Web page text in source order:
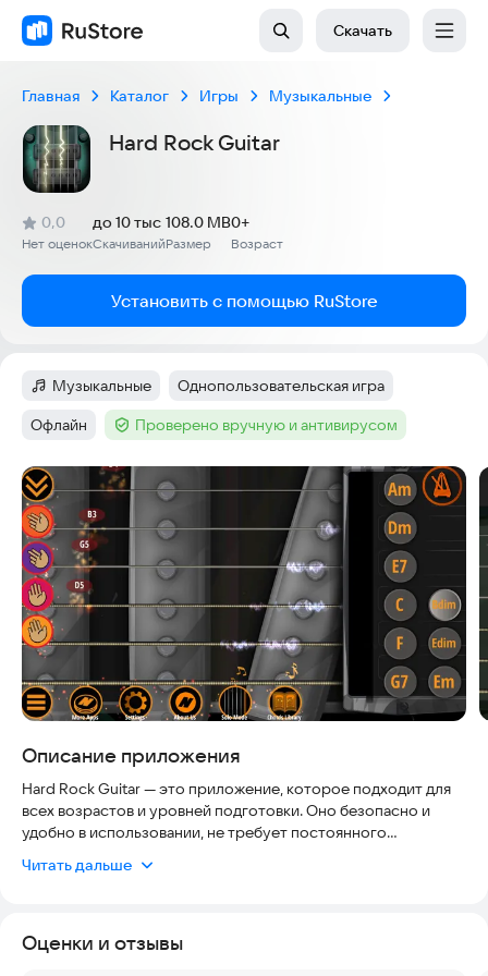
Скачать
Главная Каталог Игры Музыкальные
Hard Rock Guitar
Рейтинг:
0,0
(
Нет оценок
)
Скачиваний
до 10 тыс
Размер
108.0 MB
Возраст
0+
Установить с помощью RuStore
Категория:
Музыкальные Тег:
Однопользовательская игра
Тег:
Офлайн Тег :Проверено вручную и антивирусом
Скриншоты
Описание приложения
Hard Rock Guitar — это приложение, которое подходит для
всех возрастов и уровней подготовки. Оно безопасно и
удобно в использовании, не требует постоянного
устройств под управлением Android. Приложение
ноты в приложении записаны с настоящей электрогитары,
Читать дальше
Оценки и отзывы